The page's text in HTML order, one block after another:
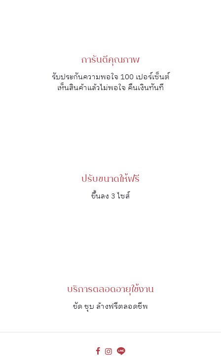
การันตีคุณภาพ
รับประกันความพอใจ 100 เปอร์เซ็นต์
เห็นสินค้าแล้วไม่พอใจ คืนเงินทันที
ปรับขนาดให้ฟรี
ขึ้นลง 3 ไซส์
บริการตลอดอายุใช้งาน
ขัด ชุบ ล้างฟรีตลอดชีพ